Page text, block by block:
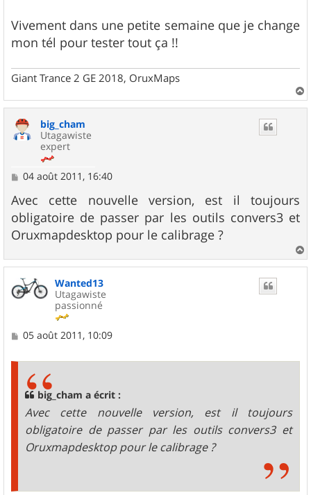
Vivement dans une petite semaine que je change
mon tél pour tester tout ça !!
Giant Trance 2 GE 2018, OruxMaps
a
big_cham
Utagawiste
expert
M
s
s
a
g
e
04 août 2011, 16:40
Avec cette nouvelle version, est il toujours
obligatoire de passer par les outils convers3 et
Oruxmapdesktop pour le calibrage ?
a
Wanted13
Utagawiste
passionné
M
05 août 2011, 10:09
big_cham a écrit :
Avec cette nouvelle version, est il toujours
obligatoire de passer par les outils convers3 et
Oruxmapdesktop pour le calibrage ?